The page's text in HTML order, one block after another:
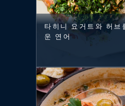
타히니 요거트와 허브
운 연어